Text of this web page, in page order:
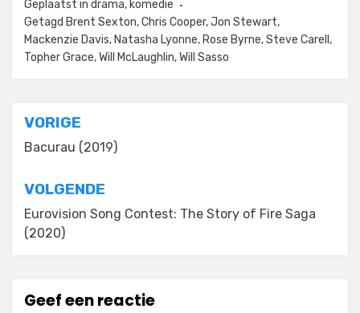
Geplaatst in drama, komedie
Getagd Brent Sexton,Chris Cooper,Jon Stewart,
Mackenzie Davis, Natasha Lyonne, Rose Byrne,Steve Carell ,
Topher Grace,Will McLaughlin,Will Sasso
Bericht
navigatie
VORIGE
Bacurau (2019)
VOLGENDE
Eurovision Song Contest: The Story of Fire Saga
(2020)
Geef een reactie